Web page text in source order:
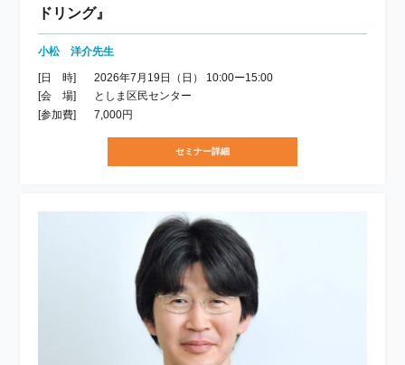
ドリング』
小松 洋介先生
[日 時]
2026年7月19日（日） 10:00ー15:00
[会 場]
としま区民センター
[参加費]
7,000円
セミナー詳細